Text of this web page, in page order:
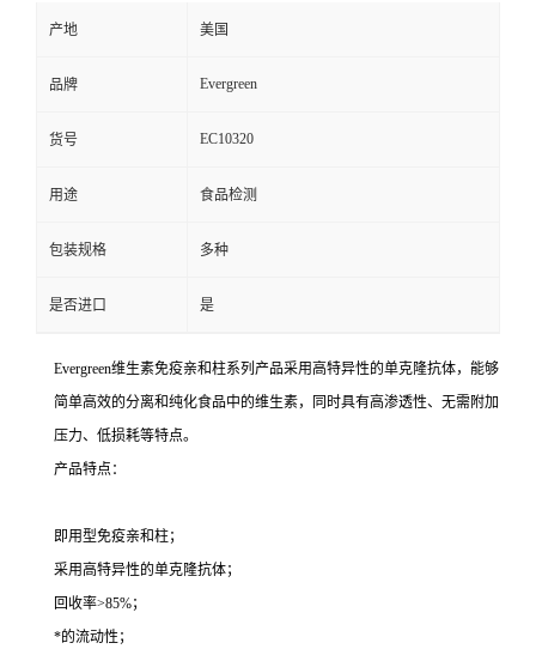
产地 美国
品牌 Evergreen
货号 EC10320
用途 食品检测
包装规格 多种
是否进口 是
Evergreen维生素免疫亲和柱系列产品采用高特异性的单克隆抗体，能够
简单高效的分离和纯化食品中的维生素，同时具有高渗透性、无需附加
压力、低损耗等特点。
产品特点：
即用型免疫亲和柱；
采用高特异性的单克隆抗体；
回收率>85%；
*的流动性；